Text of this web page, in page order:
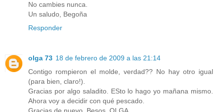
No cambies nunca.
Un saludo, Begoña
Responder
olga 73 18 de febrero de 2009 a las 21:14
Contigo rompieron el molde, verdad?? No hay otro igual
(para bien, claro!).
Gracias por algo saladito. ESto lo hago yo mañana mismo.
Ahora voy a decidir con qué pescado.